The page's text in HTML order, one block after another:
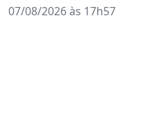
07/08/2026 às 17h57